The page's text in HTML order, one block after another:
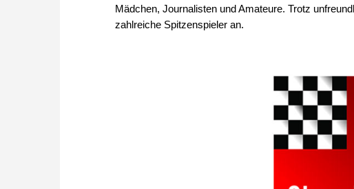
Mädchen, Journalisten und Amateure. Trotz
zahlreiche Spitzenspieler an.